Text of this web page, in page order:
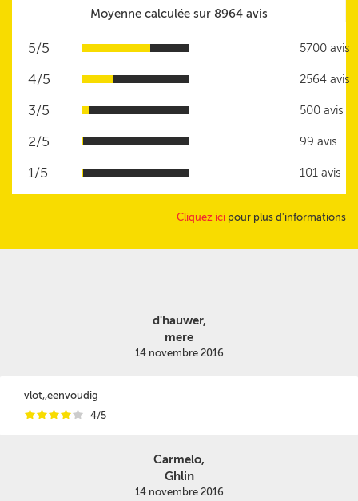
Moyenne calculée sur 8964 avis
5/5 5700 avis
4/5 2564 avis
3/5 500 avis
2/5 99 avis
1/5 101 avis
Cliquez ici pour plus d'informations
d'hauwer,
mere
14 novembre 2016
vlot,,eenvoudig
iiiii 4/5
Carmelo,
Ghlin
14 novembre 2016